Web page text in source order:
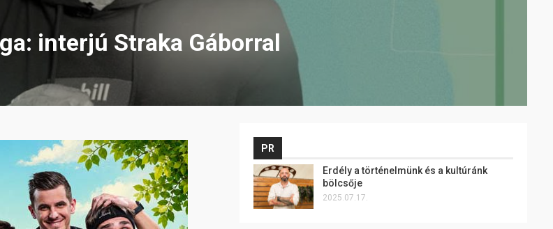
interjú Straka Gáborral
PR
Erdély a történelmünk és a kultúránk
bölcsője
2025.07.17.